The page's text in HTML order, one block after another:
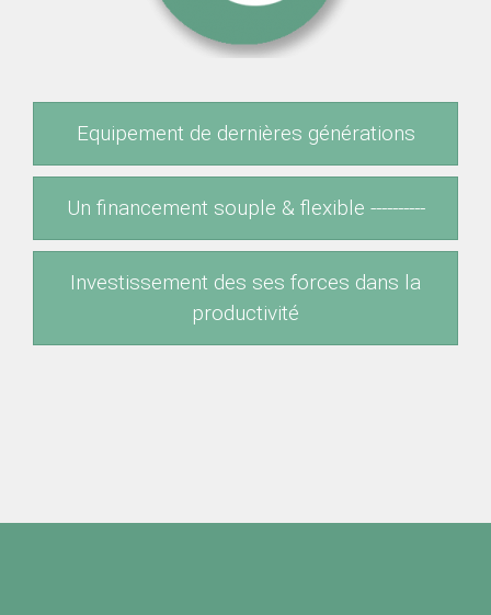
Equipement de dernières générations
Un financement souple & flexible ----------
Investissement des ses forces dans la
productivité